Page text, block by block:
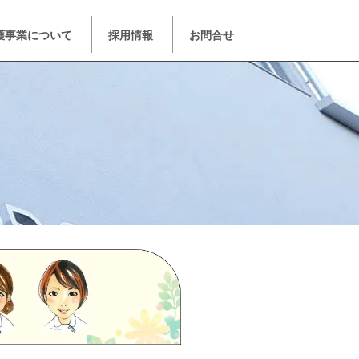
事業について 採用情報 お問合せ